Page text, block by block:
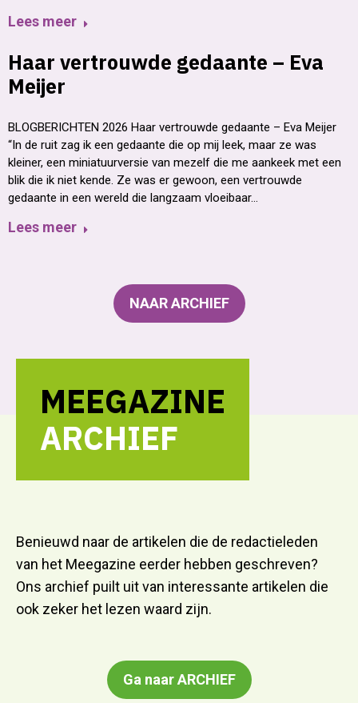
Lees meer
Haar vertrouwde gedaante – Eva
Meijer
BLOGBERICHTEN 2026 Haar vertrouwde gedaante – Eva Meijer
“In de ruit zag ik een gedaante die op mij leek, maar ze was
kleiner, een miniatuurversie van mezelf die me aankeek met een
blik die ik niet kende. Ze was er gewoon, een vertrouwde
gedaante in een wereld die langzaam vloeibaar…
Lees meer
NAAR ARCHIEF
MEEGAZINE
ARCHIEF
Benieuwd naar de artikelen die de redactieleden
van het Meegazine eerder hebben geschreven?
Ons archief puilt uit van interessante artikelen die
ook zeker het lezen waard zijn.
Ga naar ARCHIEF